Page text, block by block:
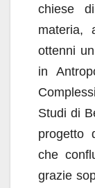
chiese
materia,
ottenni
in
Studi di
progetto
che
grazie